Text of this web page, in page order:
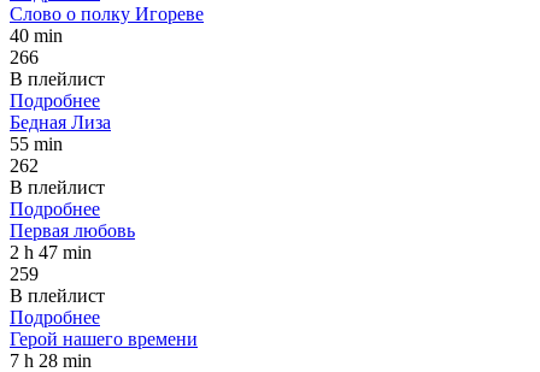
Слово о полку Игореве
40 min
266
В плейлист
Подробнее
Бедная Лиза
55 min
262
В плейлист
Подробнее
Первая любовь
2 h 47 min
259
В плейлист
Подробнее
Герой нашего времени
7 h 28 min